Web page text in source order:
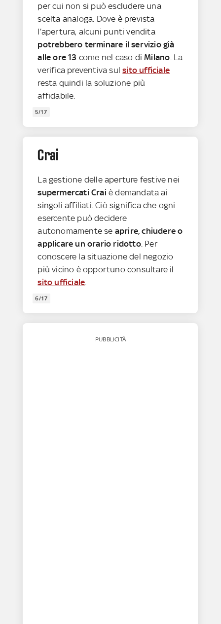
per cui non si può escludere una
scelta analoga. Dove è prevista
l’apertura, alcuni punti vendita
potrebbero terminare il servizio già
alle ore 13 come nel caso diMilano . La
verifica preventiva sulsito ufficiale
resta quindi la soluzione più
affidabile.
5/17
Crai
La gestione delle aperture festive nei
supermercati Craiè demandata ai
singoli affiliati. Ciò significa che ogni
esercente può decidere
autonomamente se aprire, chiudere o
applicare un orario ridotto. Per
conoscere la situazione del negozio
più vicino è opportuno consultare il
sito ufficiale
6/17
PUBBLICITÀ